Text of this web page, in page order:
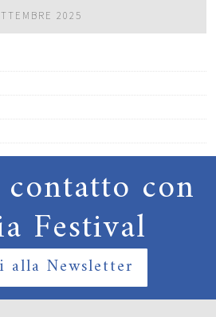
2025
con
Festival
Newsletter